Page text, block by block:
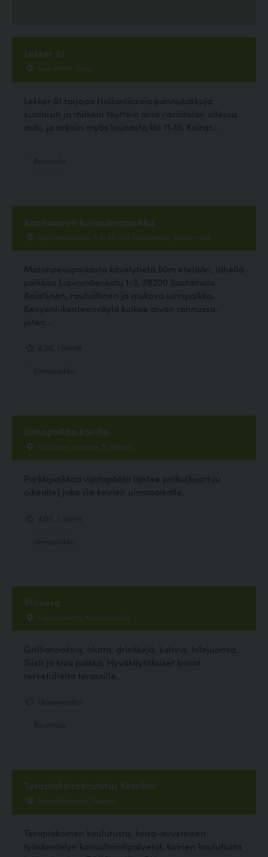
Lekker 61
Isokatu 61, Oulu
Lekker 61 tarjoaa Hollantilaisia pannukakkuja
suolaisin ja makein täyttein aina ravintolan ollessa
auki, ja arkisin myös lounasta klo 11-15. Koirat...
Kaalisaaren koirauimapaikka
Lapinmäenkatu 1-3, 38200 Sastamala, Sastamala
Matonpesupaikasta kävelytietä 50m etelään, lähellä
paikkaa Lapinmäenkatu 1-3, 38200 Sastamala.
Asiallinen, rauhallinen ja mukava uintipaikka.
Kevyenliikenteenväylä kulkee aivan rannassa,
joten...
Uimapaikka koirille
Orijärven rantatie 5, Mikkeli
Parkkipaikkaa vastapäätä lähtee polku(kaartuu
oikealle) joka vie koirien uimapaikalle.
Rivieera
Tapalankatu, Kankaanpää
Grilliannoksia, olutta, drinkkejä, kahvia, hilejuomia...
Siisti ja kiva paikka. Hyväkäytöksiset koirat
tervetulleita terassille.
Terapiakoirakoulutus Keteliini
Maatähdentie, Rauma
Terapiakoirien koulutusta, koira-avusteisen
työskentelyn konsultointipalvelut, koirien koulutusta